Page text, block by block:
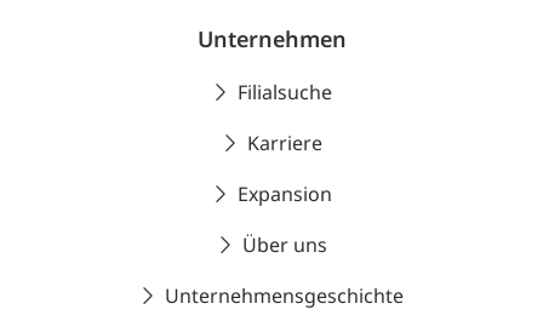
Unternehmen
Filialsuche
Karriere
Expansion
Über uns
Unternehmensgeschichte